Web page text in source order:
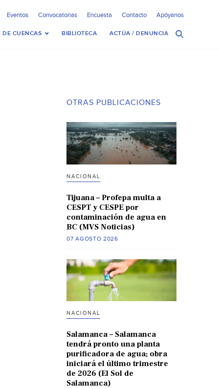
Eventos Convocatorias Encuesta Contacto Apóyanos
DE CUENCAS BIBLIOTECA ACTÚA / DENUNCIA
OTRAS PUBLICACIONES
NACIONAL
Tijuana – Profepa multa a
CESPT y CESPE por
contaminación de agua en
BC (MVS Noticias)
07 AGOSTO 2026
NACIONAL
Salamanca – Salamanca
tendrá pronto una planta
purificadora de agua; obra
iniciará el último trimestre
de 2026 (El Sol de
Salamanca)